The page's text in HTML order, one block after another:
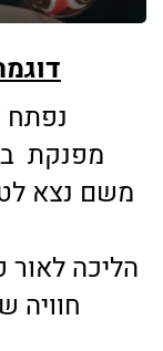
נפתח
מפנקת
משם נצא
הליכה לאור
חוויה